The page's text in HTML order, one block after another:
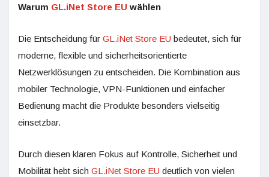
Warum GL.iNet Store EU wählen
Die Entscheidung für GL.iNet Store EU bedeutet, sich für
moderne, flexible und sicherheitsorientierte
Netzwerklösungen zu entscheiden. Die Kombination aus
mobiler Technologie, VPN-Funktionen und einfacher
Bedienung macht die Produkte besonders vielseitig
einsetzbar.
Durch diesen klaren Fokus auf Kontrolle, Sicherheit und
Mobilität hebt sich GL.iNet Store EU deutlich von vielen